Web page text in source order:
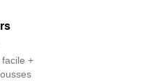
; assise
+